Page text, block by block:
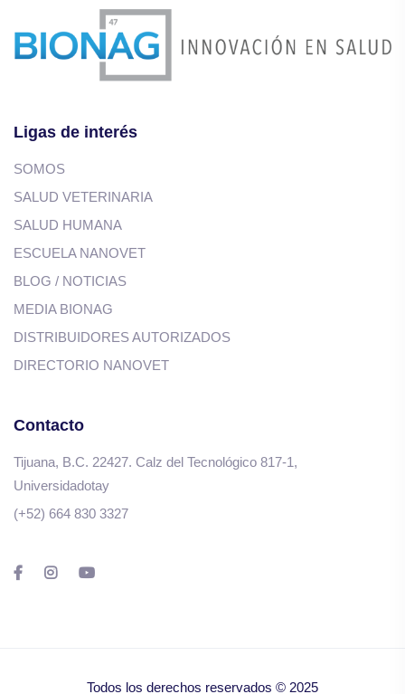
Ligas de interés
SOMOS
SALUD VETERINARIA
SALUD HUMANA
ESCUELA NANOVET
BLOG / NOTICIAS
MEDIA BIONAG
DISTRIBUIDORES AUTORIZADOS
DIRECTORIO NANOVET
Contacto
Tijuana, B.C. 22427. Calz del Tecnológico 817-1,
Universidadotay
(+52) 664 830 3327
Todos los derechos reservados © 2025